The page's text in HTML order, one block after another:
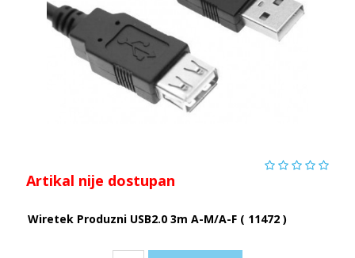
Artikal nije dostupan
Wiretek Produzni USB2.0 3m A-M/A-F ( 11472 )